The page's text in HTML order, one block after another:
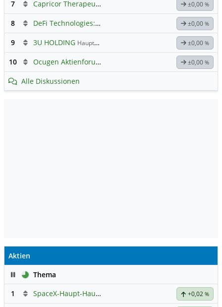
7 Capricor Therapeutics ±0,00 %
8 DeFi Technologies: Eine Perle? ±0,00 %
9 3U HOLDING Hauptdiskussion ±0,00 %
10 Ocugen Aktienforum ±0,00 %
Alle Diskussionen
Aktien
PauseThema
1
SpaceX-Haupt-Hauptforum +0,02 %